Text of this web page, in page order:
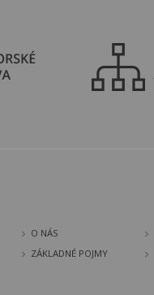
O NÁS
ZÁKLADNÉ POJMY